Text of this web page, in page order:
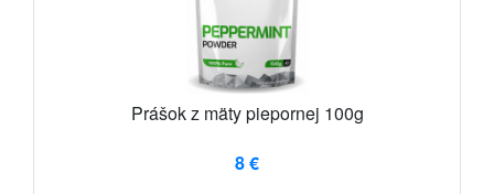
Prášok z mäty piepornej 100g
8 €